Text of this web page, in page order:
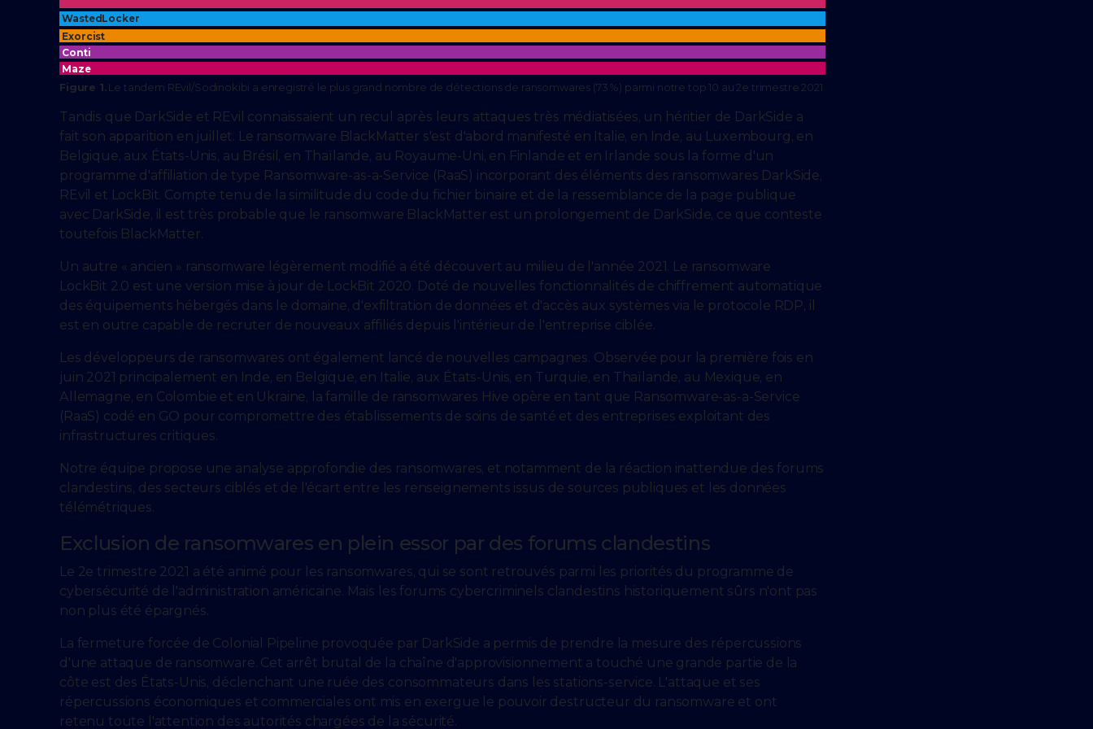
WastedLocker
Exorcist
Conti
Maze
Figure 1.Le tandem REvil/Sodinokibi a enregistré le plus grand nombre de détections de ransomwares (73 %) parmi notre top 10 au 2e trimestre 2021.
Tandis que DarkSide et REvil connaissaient un recul après leurs attaques très médiatisées, un héritier de DarkSide a
fait son apparition en juillet. Le ransomware BlackMatter s'est d'abord manifesté en Italie, en Inde, au Luxembourg, en
Belgique, aux États-Unis, au Brésil, en Thaïlande, au Royaume-Uni, en Finlande et en Irlande sous la forme d'un
programme d'affiliation de type Ransomware-as-a-Service (RaaS) incorporant des éléments des ransomwares DarkSide,
REvil et LockBit. Compte tenu de la similitude du code du fichier binaire et de la ressemblance de la page publique
avec DarkSide, il est très probable que le ransomware BlackMatter est un prolongement de DarkSide, ce que conteste
toutefois BlackMatter.
Un autre « ancien » ransomware légèrement modifié a été découvert au milieu de l'année 2021. Le ransomware
LockBit 2.0 est une version mise à jour de LockBit 2020. Doté de nouvelles fonctionnalités de chiffrement automatique
des équipements hébergés dans le domaine, d'exfiltration de données et d'accès aux systèmes via le protocole RDP, il
est en outre capable de recruter de nouveaux affiliés depuis l'intérieur de l'entreprise ciblée.
Les développeurs de ransomwares ont également lancé de nouvelles campagnes. Observée pour la première fois en
juin 2021 principalement en Inde, en Belgique, en Italie, aux États-Unis, en Turquie, en Thaïlande, au Mexique, en
Allemagne, en Colombie et en Ukraine, la famille de ransomwares Hive opère en tant que Ransomware-as-a-Service
(RaaS) codé en GO pour compromettre des établissements de soins de santé et des entreprises exploitant des
infrastructures critiques.
Notre équipe propose une analyse approfondie des ransomwares, et notamment de la réaction inattendue des forums
clandestins, des secteurs ciblés et de l'écart entre les renseignements issus de sources publiques et les données
télémétriques.
Exclusion de ransomwares en plein essor par des forums clandestins
Le 2e trimestre 2021 a été animé pour les ransomwares, qui se sont retrouvés parmi les priorités du programme de
cybersécurité de l'administration américaine. Mais les forums cybercriminels clandestins historiquement sûrs n'ont pas
non plus été épargnés.
La fermeture forcée de Colonial Pipeline provoquée par DarkSide a permis de prendre la mesure des répercussions
d'une attaque de ransomware. Cet arrêt brutal de la chaîne d'approvisionnement a touché une grande partie de la
côte est des États-Unis, déclenchant une ruée des consommateurs dans les stations-service. L'attaque et ses
répercussions économiques et commerciales ont mis en exergue le pouvoir destructeur du ransomware et ont
retenu toute l'attention des autorités chargées de la sécurité.